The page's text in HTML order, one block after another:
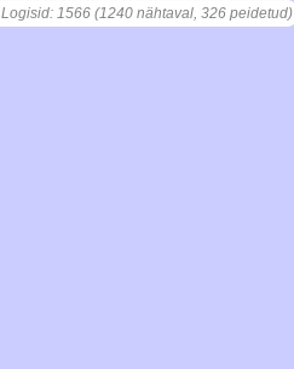
Logisid: 1566 (1240 nähtaval, 326 peidetud)